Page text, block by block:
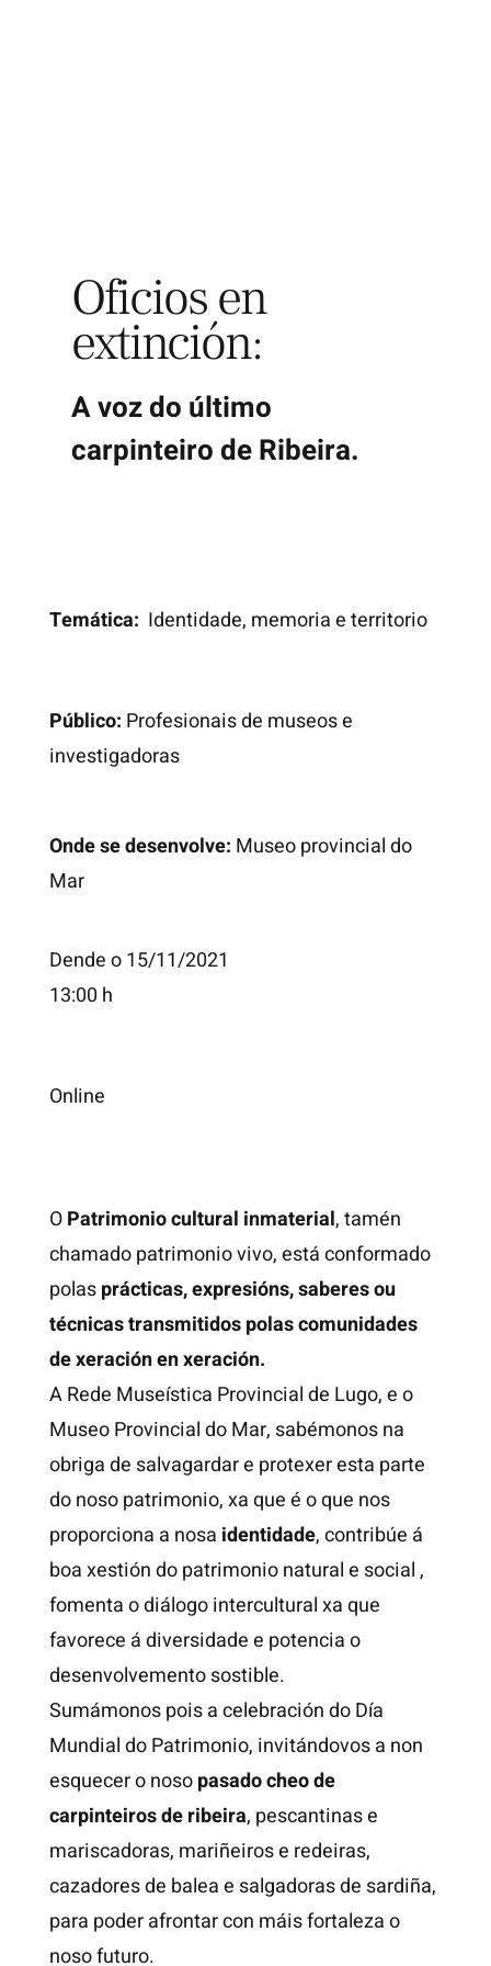
Oficios en
extinción:
A voz do último
carpinteiro de Ribeira.
Temática: Identidade, memoria e territorio
Público: Profesionais de museos e
investigadoras
Onde se desenvolve: Museo provincial do
Mar
Dende o 15/11/2021
13:00 h
Online
OPatrimonio cultural inmaterial, tamén
chamado patrimonio vivo, está conformado
polasprácticas, expresións, saberes ou
técnicas transmitidos polas comunidades
de xeración en xeración.
A Rede Museística Provincial de Lugo, e o
Museo Provincial do Mar, sabémonos na
obriga de salvagardar e protexer esta parte
do noso patrimonio, xa que é o que nos
proporciona a nosa identidade, contribúe á
boa xestión do patrimonio natural e social ,
fomenta o diálogo intercultural xa que
favorece á diversidade e potencia o
desenvolvemento sostible.
Sumámonos pois a celebración do Día
Mundial do Patrimonio, invitándovos a non
esquecer o nosopasado cheo de
carpinteiros de ribeira, pescantinas e
mariscadoras, mariñeiros e redeiras,
cazadores de balea e salgadoras de sardiña,
para poder afrontar con máis fortaleza o
noso futuro.